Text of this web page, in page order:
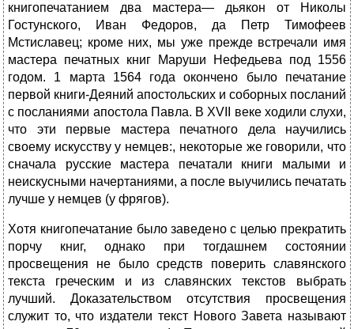
книгопечатанием два мастера— дьякон от Николы
Гостунского, Иван Федоров, да Петр Тимофеев
Мстиславец; кроме них, мы уже прежде встречали имя
мастера печатных книг Маруши Нефедьева под 1556
годом. 1 марта 1564 года окончено было печатание
первой книги-Деяний апостольских и соборных посланий
с посланиями апостола Павла. В XVII веке ходили слухи,
что эти первые мастера печатного дела научились
своему искусству у немцев:, некоторые же говорили, что
сначала русские мастера печатали книги малыми и
неискусными начертаниями, а после выучились печатать
лучше у немцев (у фрягов).
Хотя книгопечатание было заведено с целью прекратить
порчу книг, однако при тогдашнем состоянии
просвещения не было средств поверить славянского
текста греческим и из славянских текстов выбрать
лучший. Доказательством отсутствия просвещения
служит то, что издатели текст Нового Завета называют